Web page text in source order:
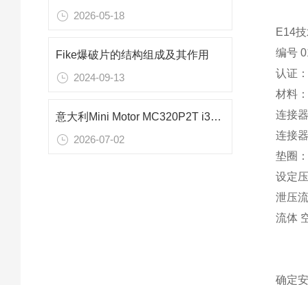
2026-05-18
Fike爆破片的结构组成及其作用
2024-09-13
意大利Mini Motor MC320P2T i30（74W）减速电机在食品包装设备中的应用解析
2026-07-02
E14
编号
认证
材料
连接
连接
垫圈
设定
泄压
流体
确定